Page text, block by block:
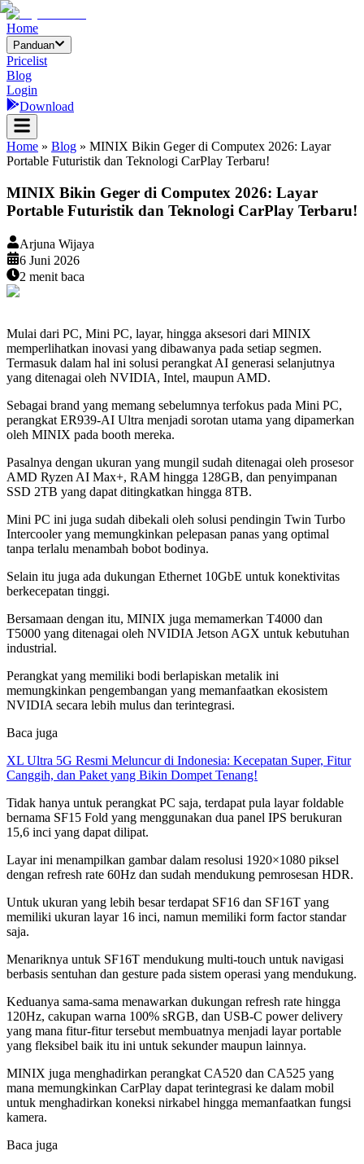
Home
Panduan
Pricelist
Blog
Login
Download
Home » Blog » MINIX Bikin Geger di Computex 2026: Layar
Portable Futuristik dan Teknologi CarPlay Terbaru!
MINIX Bikin Geger di Computex 2026: Layar
Portable Futuristik dan Teknologi CarPlay Terbaru!
Arjuna Wijaya
6 Juni 2026
2 menit baca
Mulai dari PC, Mini PC, layar, hingga aksesori dari MINIX
memperlihatkan inovasi yang dibawanya pada setiap segmen.
Termasuk dalam hal ini solusi perangkat AI generasi selanjutnya
yang ditenagai oleh NVIDIA, Intel, maupun AMD.
Sebagai brand yang memang sebelumnya terfokus pada Mini PC,
perangkat ER939-AI Ultra menjadi sorotan utama yang dipamerkan
oleh MINIX pada booth mereka.
Pasalnya dengan ukuran yang mungil sudah ditenagai oleh prosesor
AMD Ryzen AI Max+, RAM hingga 128GB, dan penyimpanan
SSD 2TB yang dapat ditingkatkan hingga 8TB.
Mini PC ini juga sudah dibekali oleh solusi pendingin Twin Turbo
Intercooler yang memungkinkan pelepasan panas yang optimal
tanpa terlalu menambah bobot bodinya.
Selain itu juga ada dukungan Ethernet 10GbE untuk konektivitas
berkecepatan tinggi.
Bersamaan dengan itu, MINIX juga memamerkan T4000 dan
T5000 yang ditenagai oleh NVIDIA Jetson AGX untuk kebutuhan
industrial.
Perangkat yang memiliki bodi berlapiskan metalik ini
memungkinkan pengembangan yang memanfaatkan ekosistem
NVIDIA secara lebih mulus dan terintegrasi.
Baca juga
XL Ultra 5G Resmi Meluncur di Indonesia: Kecepatan Super, Fitur
Canggih, dan Paket yang Bikin Dompet Tenang!
Tidak hanya untuk perangkat PC saja, terdapat pula layar foldable
bernama SF15 Fold yang menggunakan dua panel IPS berukuran
15,6 inci yang dapat dilipat.
Layar ini menampilkan gambar dalam resolusi 1920×1080 piksel
dengan refresh rate 60Hz dan sudah mendukung pemrosesan HDR.
Untuk ukuran yang lebih besar terdapat SF16 dan SF16T yang
memiliki ukuran layar 16 inci, namun memiliki form factor standar
saja.
Menariknya untuk SF16T mendukung multi-touch untuk navigasi
berbasis sentuhan dan gesture pada sistem operasi yang mendukung.
Keduanya sama-sama menawarkan dukungan refresh rate hingga
120Hz, cakupan warna 100% sRGB, dan USB-C power delivery
yang mana fitur-fitur tersebut membuatnya menjadi layar portable
yang fleksibel baik itu ini untuk sekunder maupun lainnya.
MINIX juga menghadirkan perangkat CA520 dan CA525 yang
mana memungkinkan CarPlay dapat terintegrasi ke dalam mobil
untuk menghadirkan koneksi nirkabel hingga memanfaatkan fungsi
kamera.
Baca juga